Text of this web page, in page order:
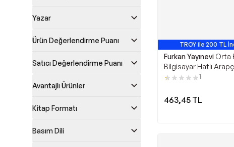
Yazar
Ürün Değerlendirme Puanı
Satıcı Değerlendirme Puanı
Avantajlı Ürünler
Kitap Formatı
Basım Dili
TROY ile 200 TL
Furkan Yayınevi Orta
Bilgisayar Hatlı
Özellikli Kuran-ı Kerim
1
463,45 TL